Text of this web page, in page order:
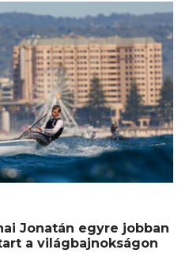
Jonatán egyre jobban
a világbajnokságon